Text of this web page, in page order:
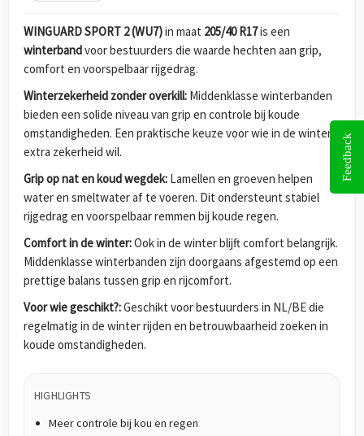
WINGUARD SPORT 2 (WU7)in maat 205/40 R17is een
winterbandvoor bestuurders die waarde hechten aan grip,
comfort en voorspelbaar rijgedrag.
Winterzekerheid zonder overkill: Middenklasse winterbanden
bieden een solide niveau van grip en controle bij koude
omstandigheden. Een praktische keuze voor wie in de winter
extra zekerheid wil.
Grip op nat en koud wegdek: Lamellen en groeven helpen
water en smeltwater af te voeren. Dit ondersteunt stabiel
rijgedrag en voorspelbaar remmen bij koude regen.
Comfort in de winter:Ook in de winter blijft comfort belangrijk.
Middenklasse winterbanden zijn doorgaans afgestemd op een
prettige balans tussen grip en rijcomfort.
Voor wie geschikt?:Geschikt voor bestuurders in NL/BE die
regelmatig in de winter rijden en betrouwbaarheid zoeken in
koude omstandigheden.
HIGHLIGHTS
Meer controle bij kou en regen
Feedback